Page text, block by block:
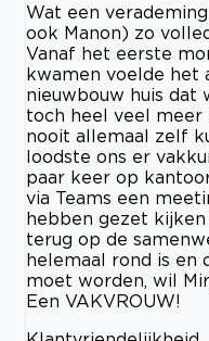
Wat een
ook Manon) zo
Vanaf het eerste
kwamen voelde het
nieuwbouw huis dat
toch heel veel meer
nooit allemaal zelf
loodste ons er
paar keer op
via Teams een
hebben gezet
terug op de
helemaal rond is en
moet worden, wil
Een VAKVROUW!